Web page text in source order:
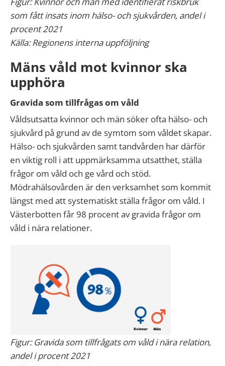
som fått insats inom hälso- och sjukvården, andel i
procent 2021
Källa: Regionens interna uppföljning
Mäns våld mot kvinnor ska
upphöra
Gravida som tillfrågas om våld
Våldsutsatta kvinnor och män söker ofta hälso- och
sjukvård på grund av de symtom som våldet skapar.
Hälso- och sjukvården samt tandvården har därför
en viktig roll i att uppmärksamma utsatthet, ställa
frågor om våld och ge vård och stöd.
Mödrahälsovården är den verksamhet som kommit
längst med att systematiskt ställa frågor om våld. I
Västerbotten får 98 procent av gravida frågor om
våld i nära relationer.
Figur: Gravida som tillfrågats om våld i nära relation,
andel i procent 2021